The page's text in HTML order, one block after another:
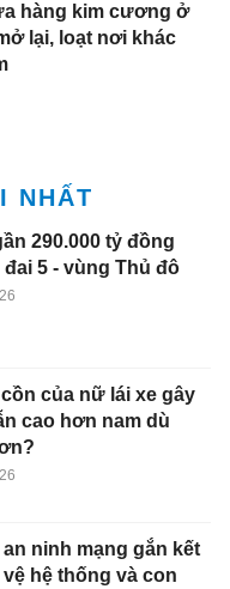
hàng kim cương ở
lại, loạt nơi khác
NHẤT
290.000 tỷ đồng
đai 5 - vùng Thủ đô
của nữ lái xe gây
cao hơn nam dù
an ninh mạng gắn kết
hệ thống và con